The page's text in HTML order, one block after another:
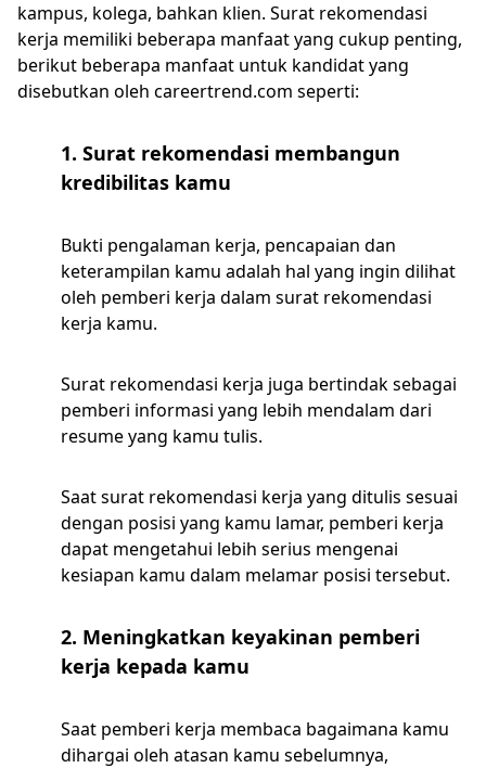
kampus, kolega, bahkan klien. Surat rekomendasi
kerja memiliki beberapa manfaat yang cukup penting,
berikut beberapa manfaat untuk kandidat yang
disebutkan oleh careertrend.com seperti:
1. Surat rekomendasi membangun
kredibilitas kamu
Bukti pengalaman kerja, pencapaian dan
keterampilan kamu adalah hal yang ingin dilihat
oleh pemberi kerja dalam surat rekomendasi
kerja kamu.
Surat rekomendasi kerja juga bertindak sebagai
pemberi informasi yang lebih mendalam dari
resume yang kamu tulis.
Saat surat rekomendasi kerja yang ditulis sesuai
dengan posisi yang kamu lamar, pemberi kerja
dapat mengetahui lebih serius mengenai
kesiapan kamu dalam melamar posisi tersebut.
2. Meningkatkan keyakinan pemberi
kerja kepada kamu
Saat pemberi kerja membaca bagaimana kamu
dihargai oleh atasan kamu sebelumnya,